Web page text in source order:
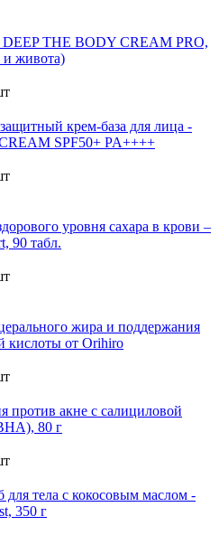
THE BODY CREAM PRO,
и живота)
крем-база для лица -
SPF50+ PA++++
уровня сахара в крови –
90 табл.
жира и поддержания
кислоты от Orihiro
против акне с салициловой
80 г
тела с кокосовым маслом -
350 г